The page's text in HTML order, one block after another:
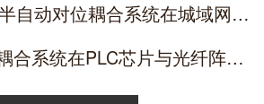
上一篇 : CWDM半自动对位耦合系统在城域网波分复用器件耦合中的应用（微米级对位保障多通道性能均匀性）
下一篇 : 光波导耦合系统在PLC芯片与光纤阵列手动对准中的应用（六维手动微调实现波导与光纤精密对接）